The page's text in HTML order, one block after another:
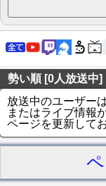
勢い順 [0人放送中]
放送中のユーザー
またはライブ情報
ページを更新して